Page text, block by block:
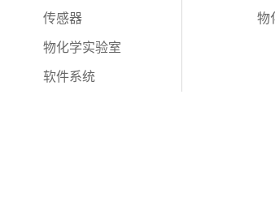
传感器
物化学实验室
软件系统
物